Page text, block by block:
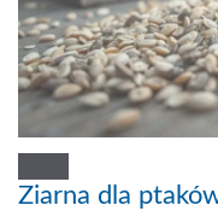
Ziarna dla